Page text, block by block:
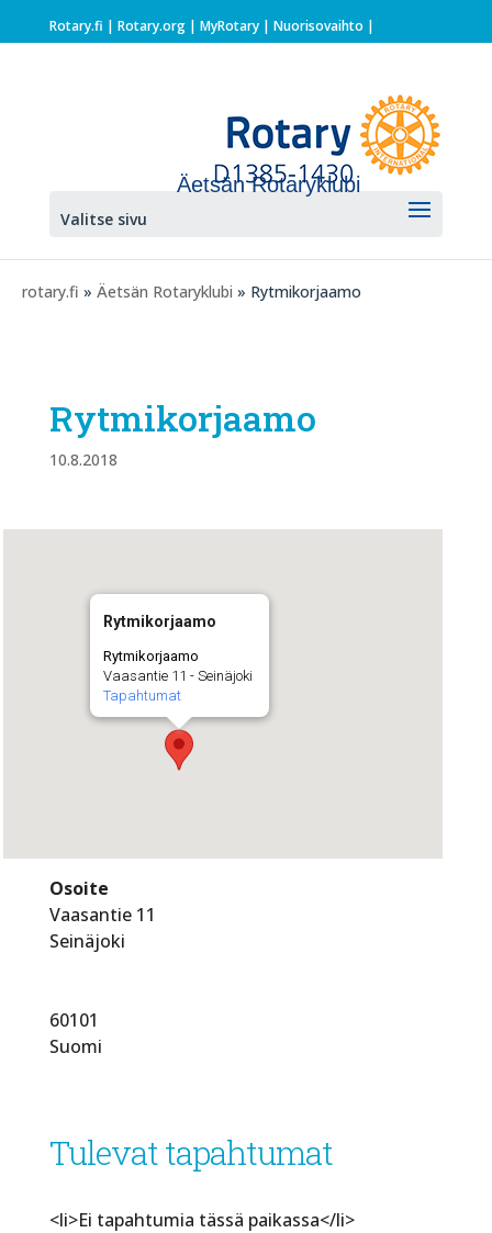
Rotary.fi | Rotary.org| MyRotary | Nuorisovaihto |
Äetsän Rotaryklubi
Valitse sivu
rotary.fi » Äetsän Rotaryklubi » Rytmikorjaamo
Rytmikorjaamo
10.8.2018
Rytmikorjaamo
Rytmikorjaamo
Vaasantie 11 - Seinäjoki
Tapahtumat
Osoite
Vaasantie 11
Seinäjoki
60101
Suomi
Tulevat tapahtumat
<li>Ei tapahtumia tässä paikassa</li>